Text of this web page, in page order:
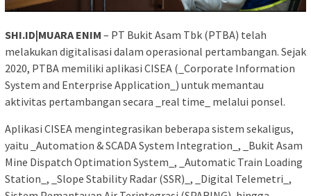
SHI.ID|MUARA ENIM – PT Bukit Asam Tbk (PTBA) telah
melakukan digitalisasi dalam operasional pertambangan. Sejak
2020, PTBA memiliki aplikasi CISEA (_Corporate Information
System and Enterprise Application_) untuk memantau
aktivitas pertambangan secara _real time_ melalui ponsel.
Aplikasi CISEA mengintegrasikan beberapa sistem sekaligus,
yaitu _Automation & SCADA System Integration_, _Bukit Asam
Mine Dispatch Optimation System_, _Automatic Train Loading
Station_, _Slope Stability Radar (SSR)_, _Digital Telemetri_,